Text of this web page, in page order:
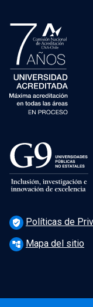
verified_user Políticas de
account_tree Mapa del sitio